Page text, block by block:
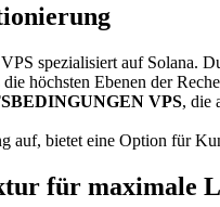
spezialisiert auf Solana.
höchsten Ebenen der
VPS, die
auf, bietet eine Option für
für maximale